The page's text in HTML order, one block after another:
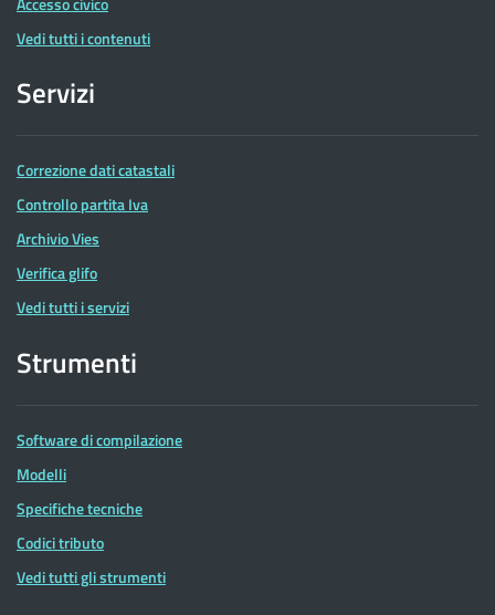
Vedi tutti i contenuti
Servizi
Correzione dati catastali
Controllo partita Iva
Archivio Vies
Verifica glifo
Vedi tutti i servizi
Strumenti
Software di compilazione
Modelli
Specifiche tecniche
Codici tributo
Vedi tutti gli strumenti